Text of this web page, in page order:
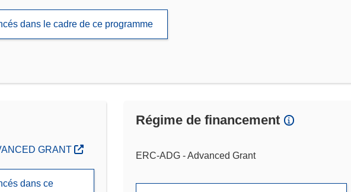
dans le cadre de ce programme
GRANT
dans ce
Régime de financement
ERC-ADG - Advanced Grant